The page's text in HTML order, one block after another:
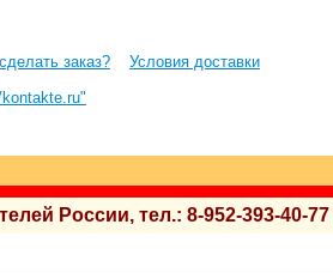
заказ?
Условия доставки
России, тел.: 8-952-393-40-